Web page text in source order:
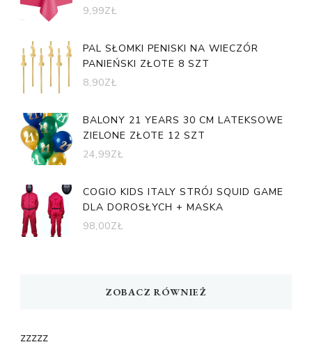
9,99ZŁ
PAL SŁOMKI PENISKI NA WIECZÓR
PANIEŃSKI ZŁOTE 8 SZT
8,90ZŁ
BALONY 21 YEARS 30 CM LATEKSOWE
ZIELONE ZŁOTE 12 SZT
24,99ZŁ
COGIO KIDS ITALY STRÓJ SQUID GAME
DLA DOROSŁYCH + MASKA
98,00ZŁ
ZOBACZ RÓWNIEŻ
zzzzz